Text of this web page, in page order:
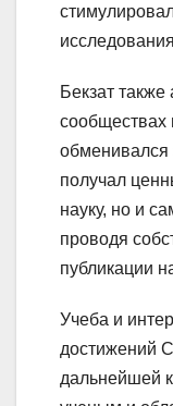
Бекзат
сообществах
обменивался
получал
науку, но и
проводя
публикации
Учеба и
достижений
дальнейшей